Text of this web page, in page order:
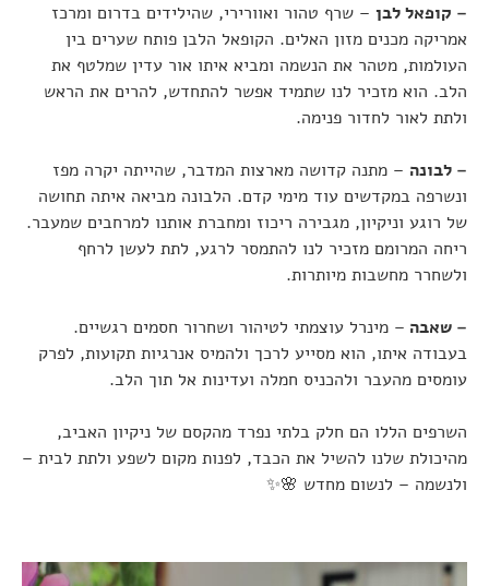
– קופאל לבן – שרף טהור ואוורירי, שהילידים בדרום ומרכז
אמריקה מכנים מזון האלים. הקופאל הלבן פותח שערים בין
העולמות, מטהר את הנשמה ומביא איתו אור עדין שמלטף את
הלב. הוא מזכיר לנו שתמיד אפשר להתחדש, להרים את הראש
ולתת לאור לחדור פנימה.
– לבונה – מתנה קדושה מארצות המדבר, שהייתה יקרה מפז
ונשרפה במקדשים עוד מימי קדם. הלבונה מביאה איתה תחושה
של רוגע וניקיון, מגבירה ריכוז ומחברת אותנו למרחבים שמעבר.
ריחה המרומם מזכיר לנו להתמסר לרגע, לתת לעשן לרחף
ולשחרר מחשבות מיותרות.
– שאבה – מינרל עוצמתי לטיהור ושחרור חסמים רגשיים.
בעבודה איתו, הוא מסייע לרכך ולהמיס אנרגיות תקועות, לפרק
עומסים מהעבר ולהכניס חמלה ועדינות אל תוך הלב.
השרפים הללו הם חלק בלתי נפרד מהקסם של ניקיון האביב,
מהיכולת שלנו להשיל את הכבד, לפנות מקום לשפע ולתת לבית –
ולנשמה – לנשום מחדש 🌸✨